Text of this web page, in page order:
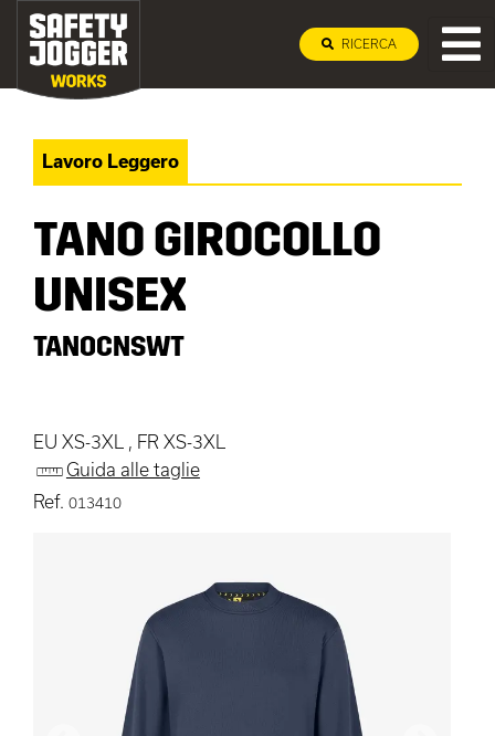
RICERCA
Lavoro Leggero
TANO GIROCOLLO
UNISEX
TANOCNSWT
EU XS-3XL , FR XS-3XL
Guida alle taglie
Ref. 013410